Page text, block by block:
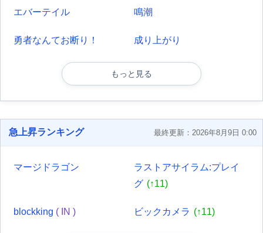
エバーテイル 鳴潮
勇者なんてお断り！ 成り上がり
もっと見る
急上昇ランキング 最終更新：2026年8月9日 0:00
マージドラゴン
ラストアサイラム:プレイ
グ (↑11)
blockking ( IN ) ビックカメラ (↑11)